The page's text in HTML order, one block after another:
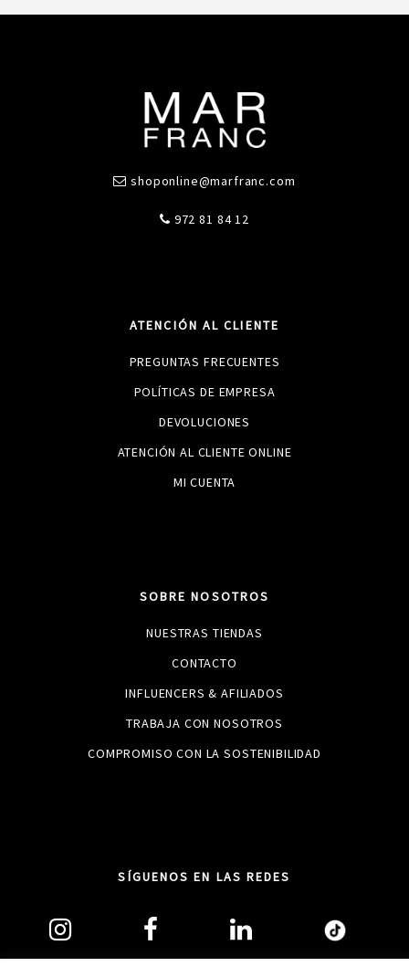
shoponline@marfranc.com
972 81 84 12
ATENCIÓN AL CLIENTE
PREGUNTAS FRECUENTES
POLÍTICAS DE EMPRESA
DEVOLUCIONES
ATENCIÓN AL CLIENTE ONLINE
MI CUENTA
SOBRE NOSOTROS
NUESTRAS TIENDAS
CONTACTO
INFLUENCERS & AFILIADOS
TRABAJA CON NOSOTROS
COMPROMISO CON LA SOSTENIBILIDAD
SÍGUENOS EN LAS REDES